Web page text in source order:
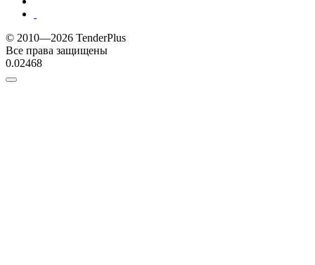
© 2010—2026 TenderPlus
Все права защищены
0.02468